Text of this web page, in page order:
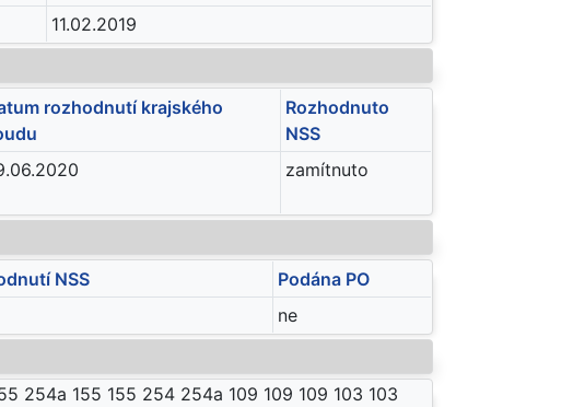
11.02.2019
rozhodnutí krajského
Rozhodnuto
NSS
zamítnuto
NSS
Podána PO
ne
254a 155 155 254 254a 109 109 109 103 103